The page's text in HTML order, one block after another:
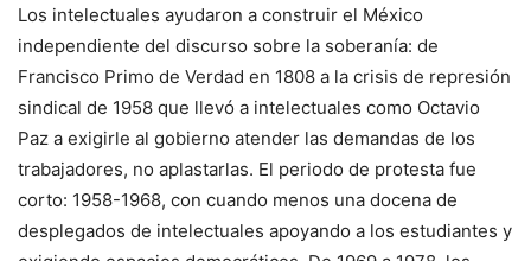
Los intelectuales ayudaron a construir el México
independiente del discurso sobre la soberanía: de
Francisco Primo de Verdad en 1808 a la crisis de represión
sindical de 1958 que llevó a intelectuales como Octavio
Paz a exigirle al gobierno atender las demandas de los
trabajadores, no aplastarlas. El periodo de protesta fue
corto: 1958-1968, con cuando menos una docena de
desplegados de intelectuales apoyando a los estudiantes y